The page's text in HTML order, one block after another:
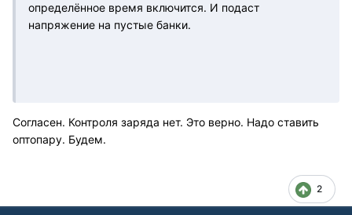
определённое время включится. И подаст
напряжение на пустые банки.
Согласен. Контроля заряда нет. Это верно. Надо ставить
оптопару. Будем.
2